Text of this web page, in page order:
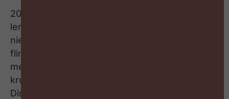
2025 wordt het jaar dat we als HR-community
leren zigzaggen tussen paradoxen. Dat vraagt
nieuwsgierigheid, moedig leiderschap en een
flinke dosis HR-expertise. In deze talkshow
met een live publiek van 150 HR professionals
kruip je mee in het hoofd van Geert Volders,
Director Right Management België. Samen met